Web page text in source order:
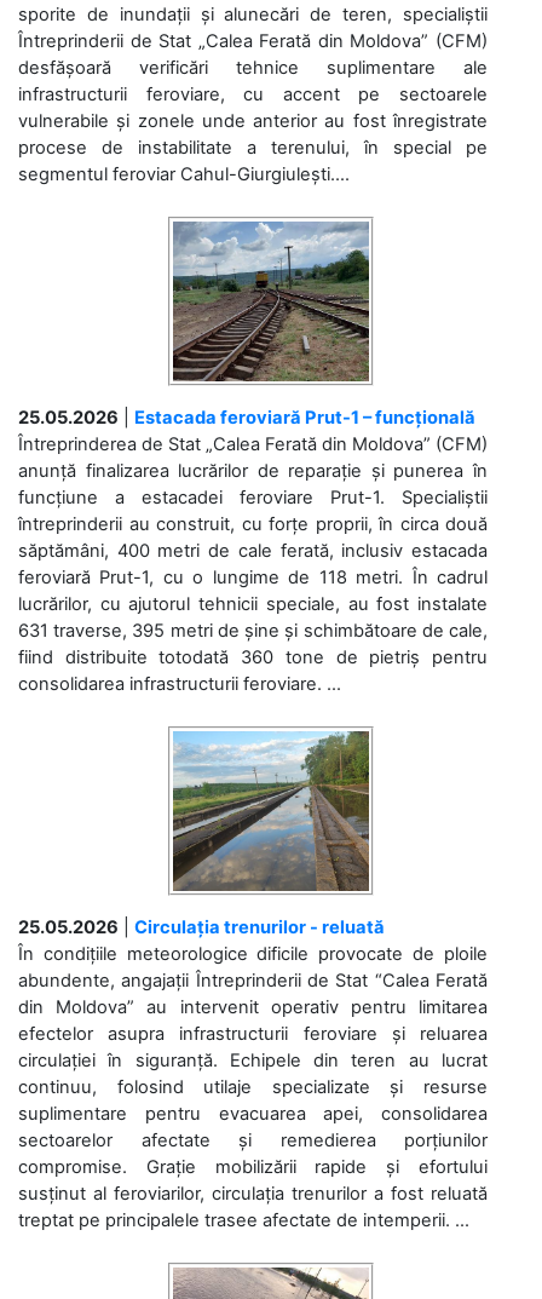
sporite de inundații și alunecări de teren, specialiștii
Întreprinderii de Stat „Calea Ferată din Moldova” (CFM)
desfășoară verificări tehnice suplimentare ale
infrastructurii feroviare, cu accent pe sectoarele
vulnerabile și zonele unde anterior au fost înregistrate
procese de instabilitate a terenului, în special pe
segmentul feroviar Cahul-Giurgiulești....
25.05.2026
Estacada feroviară Prut-1 – funcțională
Întreprinderea de Stat „Calea Ferată din Moldova” (CFM)
anunță finalizarea lucrărilor de reparație și punerea în
funcțiune a estacadei feroviare Prut-1. Specialiștii
întreprinderii au construit, cu forțe proprii, în circa două
săptămâni, 400 metri de cale ferată, inclusiv estacada
feroviară Prut-1, cu o lungime de 118 metri. În cadrul
lucrărilor, cu ajutorul tehnicii speciale, au fost instalate
631 traverse, 395 metri de șine și schimbătoare de cale,
fiind distribuite totodată 360 tone de pietriș pentru
consolidarea infrastructurii feroviare. ...
25.05.2026
Circulația trenurilor - reluată
În condițiile meteorologice dificile provocate de ploile
abundente, angajații Întreprinderii de Stat “Calea Ferată
din Moldova” au intervenit operativ pentru limitarea
efectelor asupra infrastructurii feroviare și reluarea
circulației în siguranță. Echipele din teren au lucrat
continuu, folosind utilaje specializate și resurse
suplimentare pentru evacuarea apei, consolidarea
sectoarelor afectate și remedierea porțiunilor
compromise. Grație mobilizării rapide și efortului
susținut al feroviarilor, circulația trenurilor a fost reluată
treptat pe principalele trasee afectate de intemperii. ...